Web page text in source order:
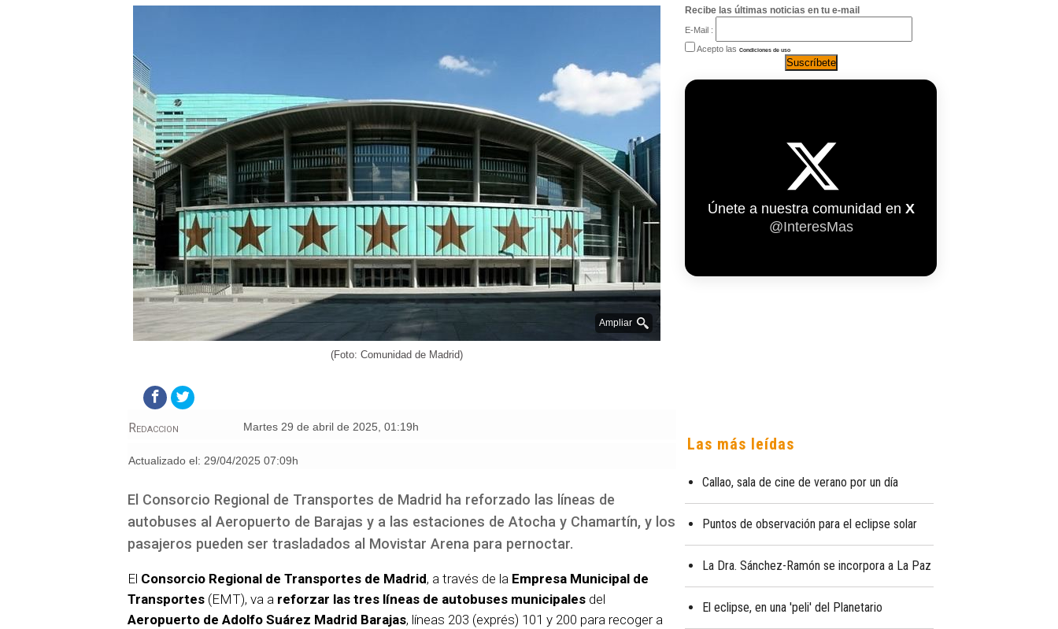
Ampliar
(Foto: Comunidad de Madrid)
martes 29 de abril de 2025, 01:19h
Redaccion
Actualizado el: 29/04/2025 07:09h
El Consorcio Regional de Transportes de Madrid ha reforzado las líneas de
autobuses al Aeropuerto de Barajas y a las estaciones de Atocha y Chamartín, y los
pasajeros pueden ser trasladados al Movistar Arena para pernoctar.
El Consorcio Regional de Transportes de Madrid, a través de la Empresa Municipal de
Transportes (EMT), va a reforzar las tres líneas de autobuses municipales del
Aeropuerto de Adolfo Suárez Madrid Barajas, líneas 203 (exprés) 101 y 200 para recoger a
Recibe las últimas noticias en tu e-mail
E-Mail :
Acepto las Condiciones de uso
Únete a nuestra comunidad en X
@InteresMas
Las más leídas
Callao, sala de cine de verano por un día
Puntos de observación para el eclipse solar
La Dra. Sánchez-Ramón se incorpora a La Paz
El eclipse, en una 'peli' del Planetario